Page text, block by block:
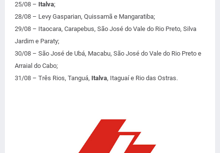
25/08 – Italva;
28/08 – Levy Gasparian, Quissamã e Mangaratiba;
29/08 – Itaocara, Carapebus, São José do Vale do Rio Preto, Silva
Jardim e Paraty;
30/08 – São José de Ubá, Macabu, São José do Vale do Rio Preto e
Arraial do Cabo;
31/08 – Três Rios, Tanguá, Italva, Itaguaí e Rio das Ostras.